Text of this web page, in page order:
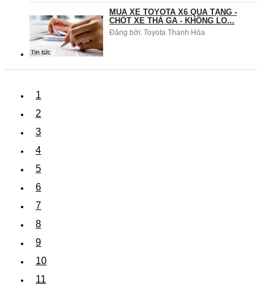
MUA XE TOYOTA X6 QUÀ TẶNG -
CHỐT XE THẢ GA - KHÔNG LO...
Đăng bởi:Toyota Thanh Hóa
1
2
3
4
5
6
7
8
9
10
11